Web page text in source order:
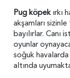
Pug köpekırkı
akşamları
bayılırlar. Canı
oyunlar
soğuk
altında